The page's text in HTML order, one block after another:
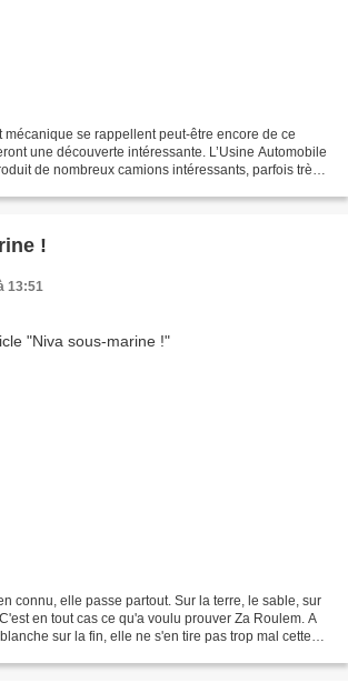
mécanique se rappellent peut-être encore de ce
une découverte intéressante. L’Usine Automobile
de nombreux camions intéressants, parfois très
!
13:51
connu, elle passe partout. Sur la terre, le sable, sur
en tout cas ce qu'a voulu prouver Za Roulem. A
sur la fin, elle ne s'en tire pas trop mal cette